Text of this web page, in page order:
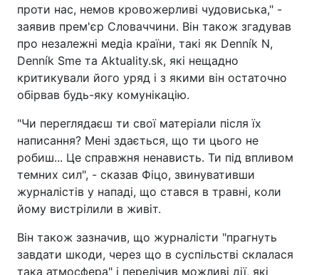
проти нас, немов кровожерливі чудовиська," -
заявив прем'єр Словаччини. Він також згадував
про незалежні медіа країни, такі як Denník N,
Denník Sme та Aktuality.sk, які нещадно
критикували його уряд і з якими він остаточно
обірвав будь-яку комунікацію.
"Чи переглядаєш ти свої матеріали після їх
написання? Мені здається, що ти цього не
робиш... Це справжня ненависть. Ти під впливом
темних сил", - сказав Фіцо, звинувативши
журналістів у нападі, що стався в травні, коли
йому вистрілили в живіт.
Він також зазначив, що журналісти "прагнуть
завдати шкоди, через що в суспільстві склалася
така атмосфера" і перелічив можливі дії, які